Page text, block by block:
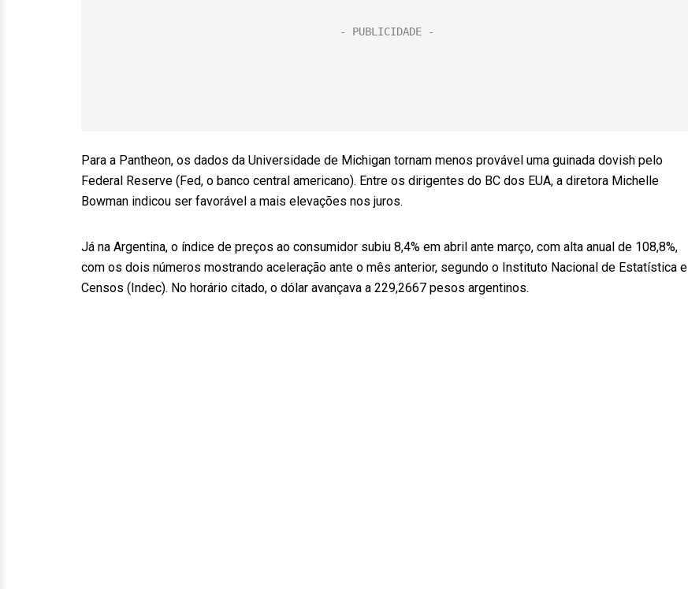
Para a Pantheon, os dados da Universidade de Michigan tornam menos provável uma guinada dovish pelo
Federal Reserve (Fed, o banco central americano). Entre os dirigentes do BC dos EUA, a diretora Michelle
Bowman indicou ser favorável a mais elevações nos juros.
Já na Argentina, o índice de preços ao consumidor subiu 8,4% em abril ante março, com alta anual de 108,8%,
com os dois números mostrando aceleração ante o mês anterior, segundo o Instituto Nacional de Estatística e
Censos (Indec). No horário citado, o dólar avançava a 229,2667 pesos argentinos.